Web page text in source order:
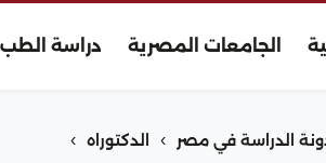
الجامعات المصرية دراسة
الدراسة في مصر › الدكتوراه ›